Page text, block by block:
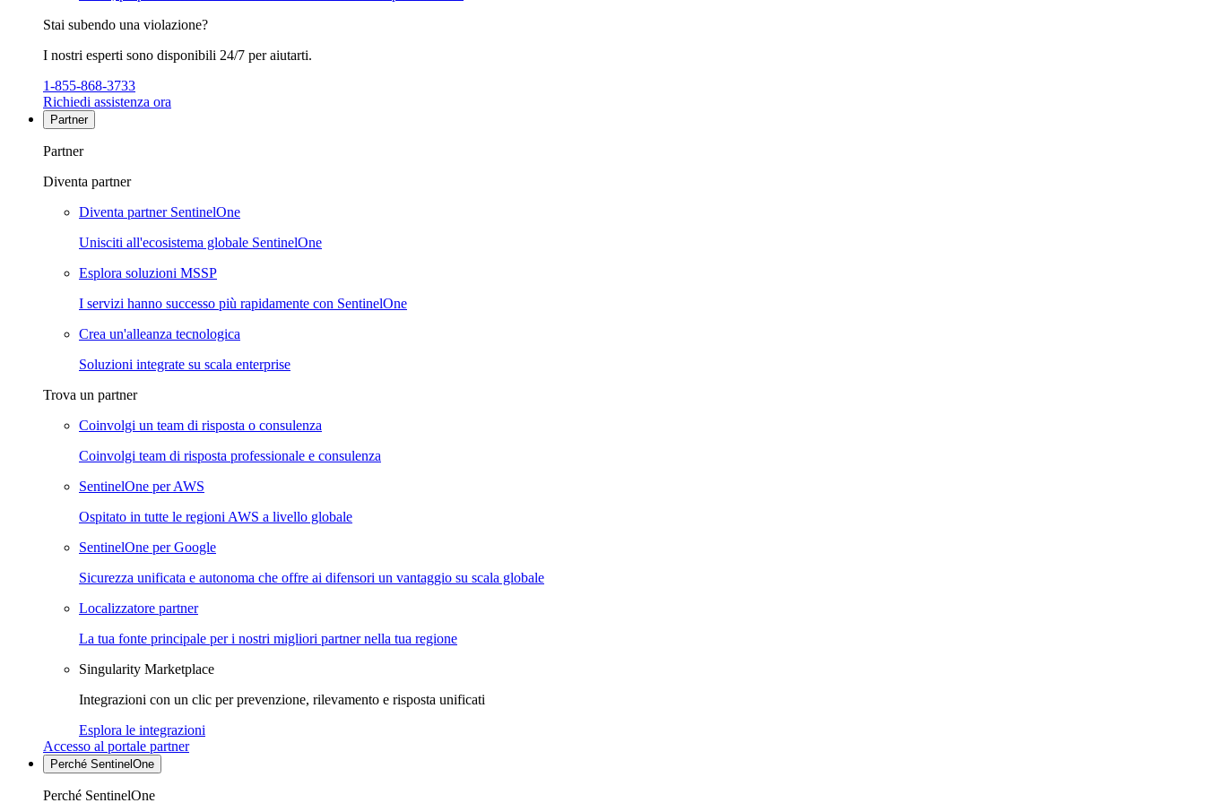
Stai subendo una violazione?
I nostri esperti sono disponibili 24/7 per aiutarti.
1-855-868-3733
Richiedi assistenza ora
Partner
Partner
Diventa partner
Diventa partner SentinelOne
Unisciti all'ecosistema globale SentinelOne
Esplora soluzioni MSSP
I servizi hanno successo più rapidamente con SentinelOne
Crea un'alleanza tecnologica
Soluzioni integrate su scala enterprise
Trova un partner
Coinvolgi un team di risposta o consulenza
Coinvolgi team di risposta professionale e consulenza
SentinelOne per AWS
Ospitato in tutte le regioni AWS a livello globale
SentinelOne per Google
Sicurezza unificata e autonoma che offre ai difensori un vantaggio su scala globale
Localizzatore partner
La tua fonte principale per i nostri migliori partner nella tua regione
Singularity Marketplace
Integrazioni con un clic per prevenzione, rilevamento e risposta unificati
Esplora le integrazioni
Accesso al portale partner
Perché SentinelOne
Perché SentinelOne